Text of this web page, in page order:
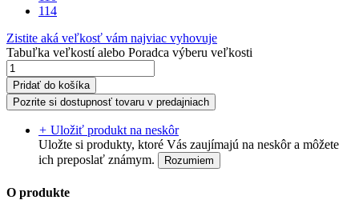
114
Zistite aká veľkosť vám najviac vyhovuje
Tabuľka veľkostí alebo Poradca výberu veľkosti
Pridať do košíka
Pozrite si dostupnosť tovaru v predajniach
+ Uložiť produkt na neskôr
Uložte si produkty, ktoré Vás zaujímajú na neskôr a môžete
ich preposlať známym.
Rozumiem
O produkte